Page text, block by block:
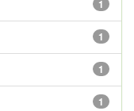
1
1
1
1